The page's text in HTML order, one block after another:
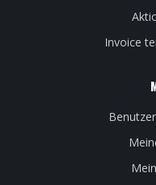
Invoice